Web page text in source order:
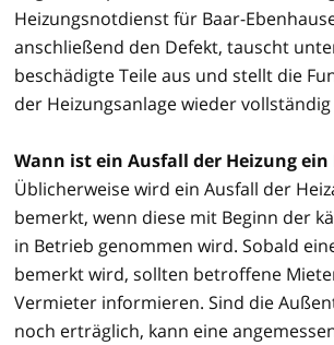
Heizungsnotdienst für Baar-
anschließend den Defekt, tauscht
beschädigte Teile aus und stellt die
der Heizungsanlage wieder
Wann ist ein Ausfall der Heizung
Üblicherweise wird ein Ausfall der
bemerkt, wenn diese mit Beginn der
in Betrieb genommen wird. Sobald
bemerkt wird, sollten betroffene
Vermieter informieren. Sind die
noch erträglich, kann eine